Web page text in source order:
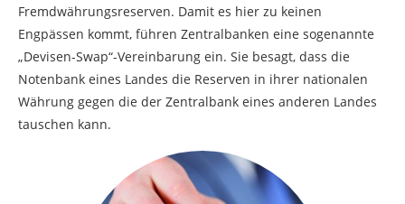
Fremdwährungsreserven. Damit es hier zu keinen
Engpässen kommt, führen Zentralbanken eine sogenannte
„Devisen-Swap“-Vereinbarung ein. Sie besagt, dass die
Notenbank eines Landes die Reserven in ihrer nationalen
Währung gegen die der Zentralbank eines anderen Landes
tauschen kann.